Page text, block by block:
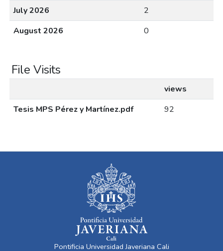
July 2026
2
August 2026
0
File Visits
views
Tesis MPS Pérez y Martínez.pdf
92
Pontificia Universidad Javeriana Cali